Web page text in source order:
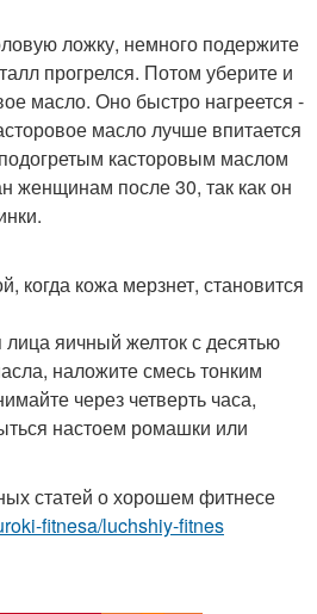
ложку, немного подержите
прогрелся. Потом уберите и
масло. Оно быстро нагреется -
масло лучше впитается
касторовым маслом
женщинам после 30, так как он
когда кожа мерзнет, становится
яичный желток с десятью
наложите смесь тонким
через четверть часа,
настоем ромашки или
статей о хорошем фитнесе
fitnesa/luchshiy-fitnes